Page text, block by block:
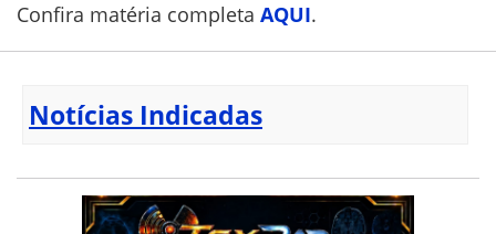
Confira matéria completa AQUI.
Notícias Indicadas